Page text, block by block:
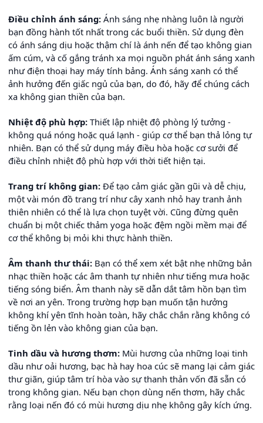
Điều chỉnh ánh sáng: Ánh sáng nhẹ nhàng luôn là người
bạn đồng hành tốt nhất trong các buổi thiền. Sử dụng đèn
có ánh sáng dịu hoặc thậm chí là ánh nến để tạo không gian
ấm cúm, và cố gắng tránh xa mọi nguồn phát ánh sáng xanh
như điện thoại hay máy tính bảng. Ánh sáng xanh có thể
ảnh hưởng đến giấc ngủ của bạn, do đó, hãy để chúng cách
xa không gian thiền của bạn.
Nhiệt độ phù hợp: Thiết lập nhiệt độ phòng lý tưởng -
không quá nóng hoặc quá lạnh - giúp cơ thể bạn thả lỏng tự
nhiên. Bạn có thể sử dụng máy điều hòa hoặc cơ sưởi để
điều chỉnh nhiệt độ phù hợp với thời tiết hiện tại.
Trang trí không gian: Để tạo cảm giác gần gũi và dễ chịu,
một vài món đồ trang trí như cây xanh nhỏ hay tranh ảnh
thiên nhiên có thể là lựa chọn tuyệt vời. Cũng đừng quên
chuẩn bị một chiếc thảm yoga hoặc đệm ngồi mềm mại để
cơ thể không bị mỏi khi thực hành thiền.
Âm thanh thư thái: Bạn có thể xem xét bật nhẹ những bản
nhạc thiền hoặc các âm thanh tự nhiên như tiếng mưa hoặc
tiếng sóng biển. Âm thanh này sẽ dẫn dắt tâm hồn bạn tìm
về nơi an yên. Trong trường hợp bạn muốn tận hưởng
không khí yên tĩnh hoàn toàn, hãy chắc chắn rằng không có
tiếng ồn lẻn vào không gian của bạn.
Tinh dầu và hương thơm: Mùi hương của những loại tinh
dầu như oải hương, bạc hà hay hoa cúc sẽ mang lại cảm giác
thư giãn, giúp tâm trí hòa vào sự thanh thản vốn đã sẵn có
trong không gian. Nếu bạn chọn dùng nến thơm, hãy chắc
rằng loại nến đó có mùi hương dịu nhẹ không gây kích ứng.